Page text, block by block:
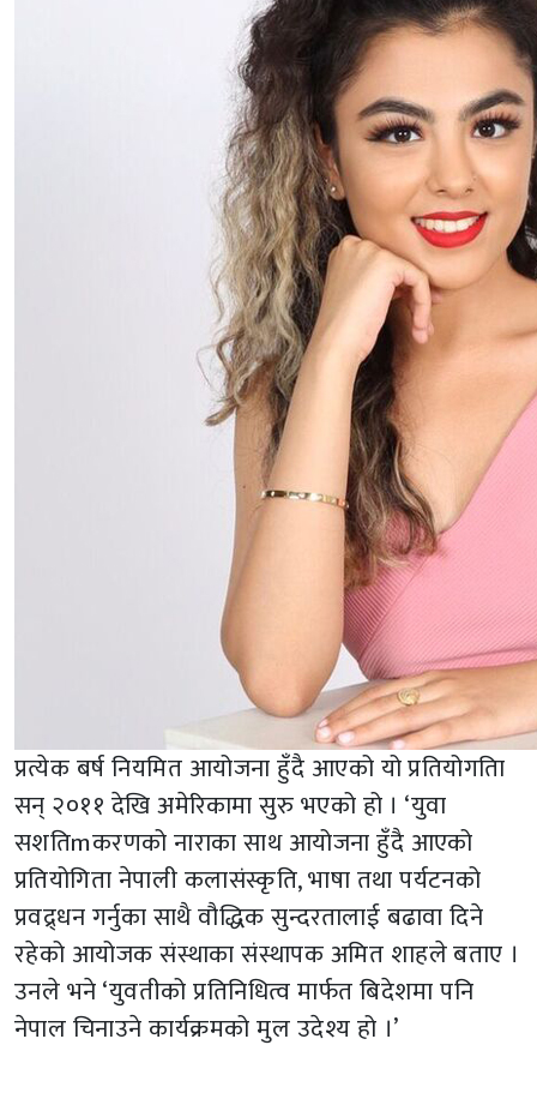
प्रत्येक बर्ष नियमित आयोजना हुँदै आएको यो प्रतियोगतिा
सन् २०११ देखि अमेरिकामा सुरु भएको हो । ‘युवा
सशतिmकरणको नाराका साथ आयोजना हुँदै आएको
प्रतियोगिता नेपाली कलासंस्कृति, भाषा तथा पर्यटनको
प्रवद्र्धन गर्नुका साथै वौद्धिक सुन्दरतालाई बढावा दिने
रहेको आयोजक संस्थाका संस्थापक अमित शाहले बताए ।
उनले भने ‘युवतीको प्रतिनिधित्व मार्फत बिदेशमा पनि
नेपाल चिनाउने कार्यक्रमको मुल उदेश्य हो ।’